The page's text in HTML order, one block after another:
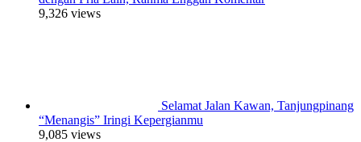
9,326 views
Selamat Jalan Kawan, Tanjungpinang
“Menangis” Iringi Kepergianmu
9,085 views